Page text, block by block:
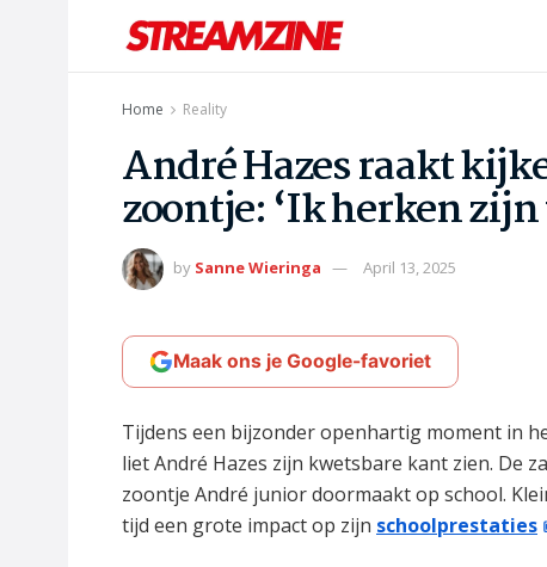
Home Reality
André Hazes raakt
zoontje: ‘Ik herken
by Sanne Wieringa April 13, 2025
Maak ons je Google-favoriet
Tijdens een bijzonder openhartig moment in
liet André Hazes zijn kwetsbare kant zien. De
zoontje André junior doormaakt op school.
tijd een grote impact op zijn schoolprestaties